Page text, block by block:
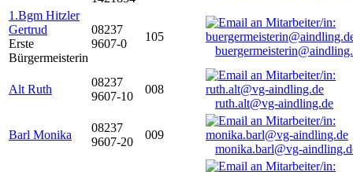
1.Bgm Hitzler
Gertrud
Erste
Bürgermeisterin
08237
9607-0
105
Alt Ruth
08237
9607-10
008
ruth.alt@vg-aindling.de
Barl Monika
08237
9607-20
009
monika.barl@vg-